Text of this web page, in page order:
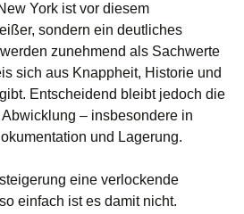
York ist vor diesem
sondern ein deutliches
zunehmend als Sachwerte
sich aus Knappheit, Historie und
Entscheidend bleibt jedoch die
– insbesondere in
und Lagerung.
eine verlockende
einfach ist es damit nicht.